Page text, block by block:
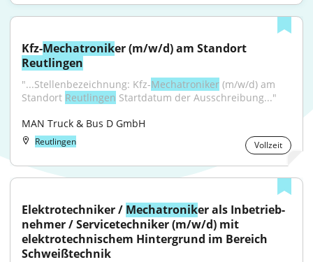
Kfz-Mechatronik
Reutlingen
"...Stellenbezeichnung: Kfz-Mechatroniker (m/w/d) am
Standort Reutlingen Startdatum der Ausschreibung..."
MAN Truck & Bus D GmbH
Reutlingen Vollzeit
Elektrotechniker / Mechatroniker als Inbetrieb­
nehmer / Servicetechniker (m/w/d) mit
elektrotechnischem Hintergrund im Bereich
Schweißtechnik